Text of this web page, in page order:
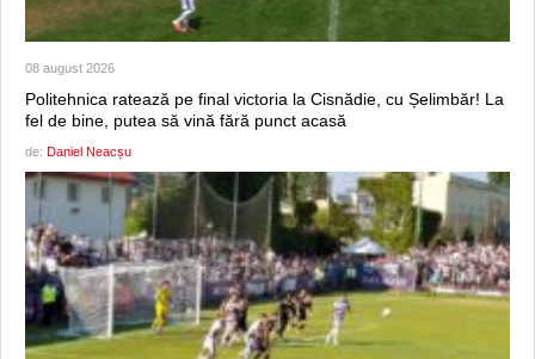
08 august 2026
Politehnica ratează pe final victoria la Cisnădie, cu Șelimbăr! La
fel de bine, putea să vină fără punct acasă
de: Daniel Neacșu